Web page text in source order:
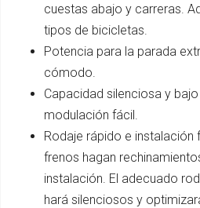
cuestas abajo y carreras.
tipos de bicicletas.
Potencia para la parada
cómodo.
Capacidad silenciosa y
modulación fácil.
Rodaje rápido e instalación
frenos hagan
instalación. El adecuado
hará silenciosos y